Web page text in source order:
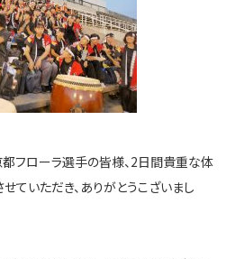
フローラ選手の皆様、2日間貴重な体
ていただき、ありがとうこざいまし